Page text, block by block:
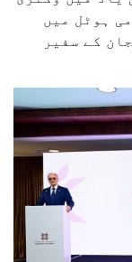
ہوٹل میں
کے سفیر